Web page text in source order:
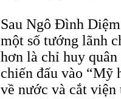
Sau Ngô Ðình
một số tướng lãnh
hơn là chỉ huy
chiến đấu vào “Mỹ
về nước và cắt viện